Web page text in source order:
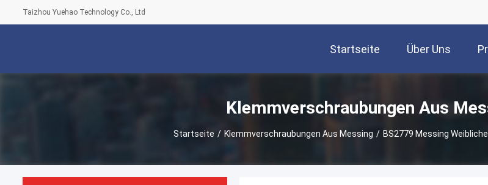
Taizhou Yuehao Technology Co., Ltd
Startseite Über Uns
Klemmverschraubungen Aus
Startseite / Klemmverschraubungen Aus Messing / BS2779 Messing